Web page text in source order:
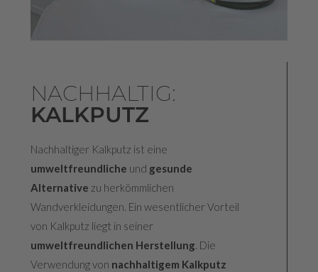
NACHHALTIG:
KALKPUTZ
Nachhaltiger Kalkputz ist eine
umweltfreundliche und gesunde
Alternative zu herkömmlichen
Wandverkleidungen. Ein wesentlicher Vorteil
von Kalkputz liegt in seiner
umweltfreundlichen Herstellung. Die
Verwendung von nachhaltigem Kalkputz